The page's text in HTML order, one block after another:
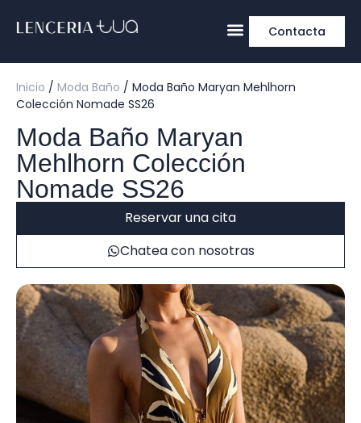
Contacta
Inicio / Moda Baño / Moda Baño Maryan Mehlhorn
Colección Nomade SS26
Moda Baño Maryan
Mehlhorn Colección
Nomade SS26
Reservar una cita
Chatea con nosotras